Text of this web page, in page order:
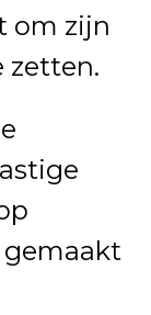
om zijn
zetten.